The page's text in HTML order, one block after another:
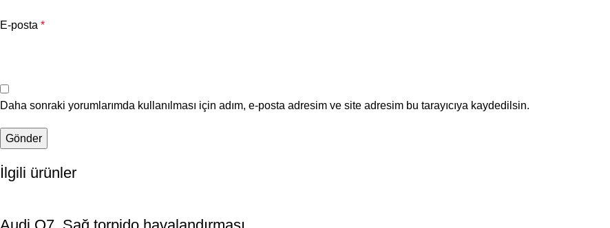
E-posta *
Daha sonraki yorumlarımda kullanılması için adım, e-posta adresim ve site adresim bu tarayıcıya kaydedilsin.
İlgili ürünler